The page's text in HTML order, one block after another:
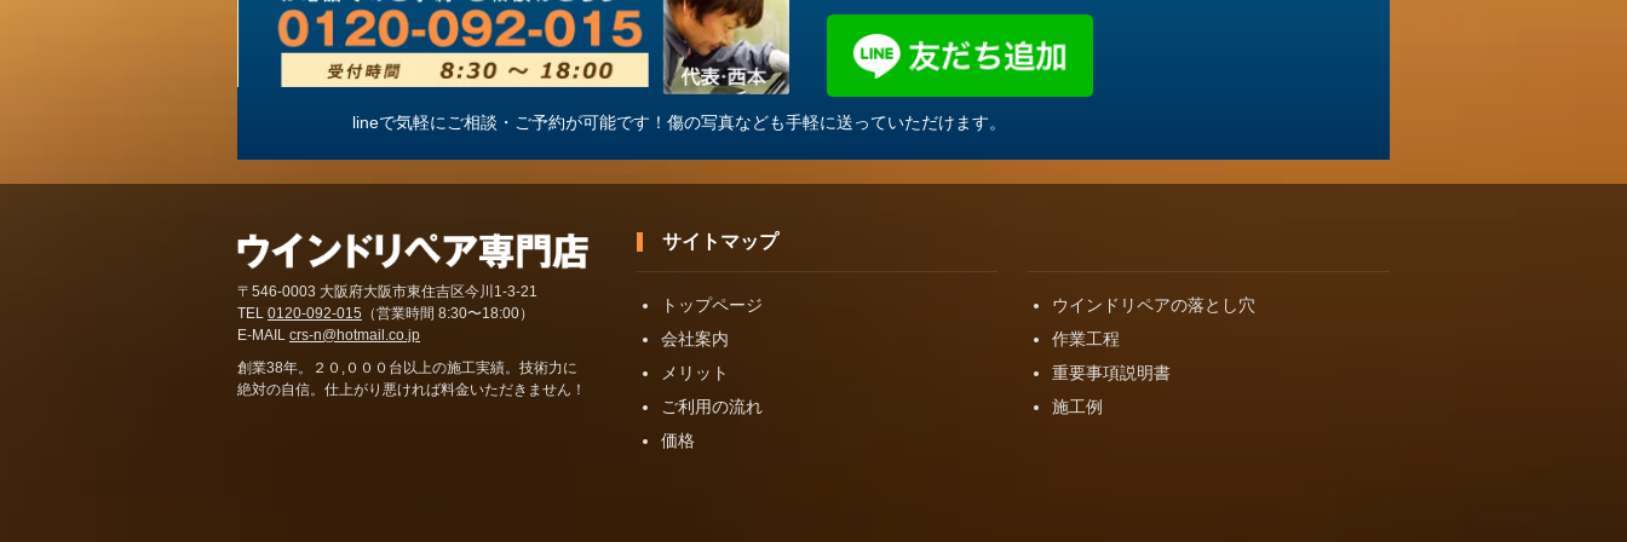
lineで気軽にご相談・ご予約が可能です！傷の写真なども手軽に送っていただけます。
〒546-0003 大阪府大阪市東住吉区今川1-3-21
TEL 0120-092-015 （営業時間 8:30〜18:00）
E-MAIL crs-n@hotmail.co.jp
創業38年。２０,０００台以上の施工実績。技術力に
絶対の自信。仕上がり悪ければ料金いただきません！
サイトマップ
トップページ
会社案内
メリット
ご利用の流れ
価格
ウインドリペアの落とし穴
作業工程
重要事項説明書
施工例